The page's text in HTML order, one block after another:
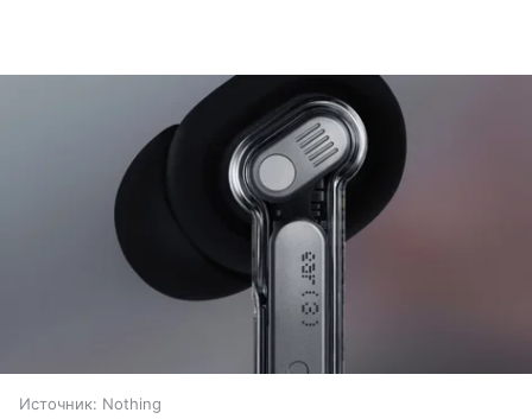
Источник: Nothing